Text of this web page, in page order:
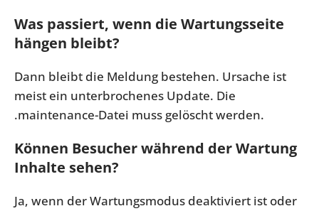
Was passiert, wenn die Wartungsseite
hängen bleibt?
Dann bleibt die Meldung bestehen. Ursache ist
meist ein unterbrochenes Update. Die
.maintenance-Datei muss gelöscht werden.
Können Besucher während der Wartung
Inhalte sehen?
Ja, wenn der Wartungsmodus deaktiviert ist oder